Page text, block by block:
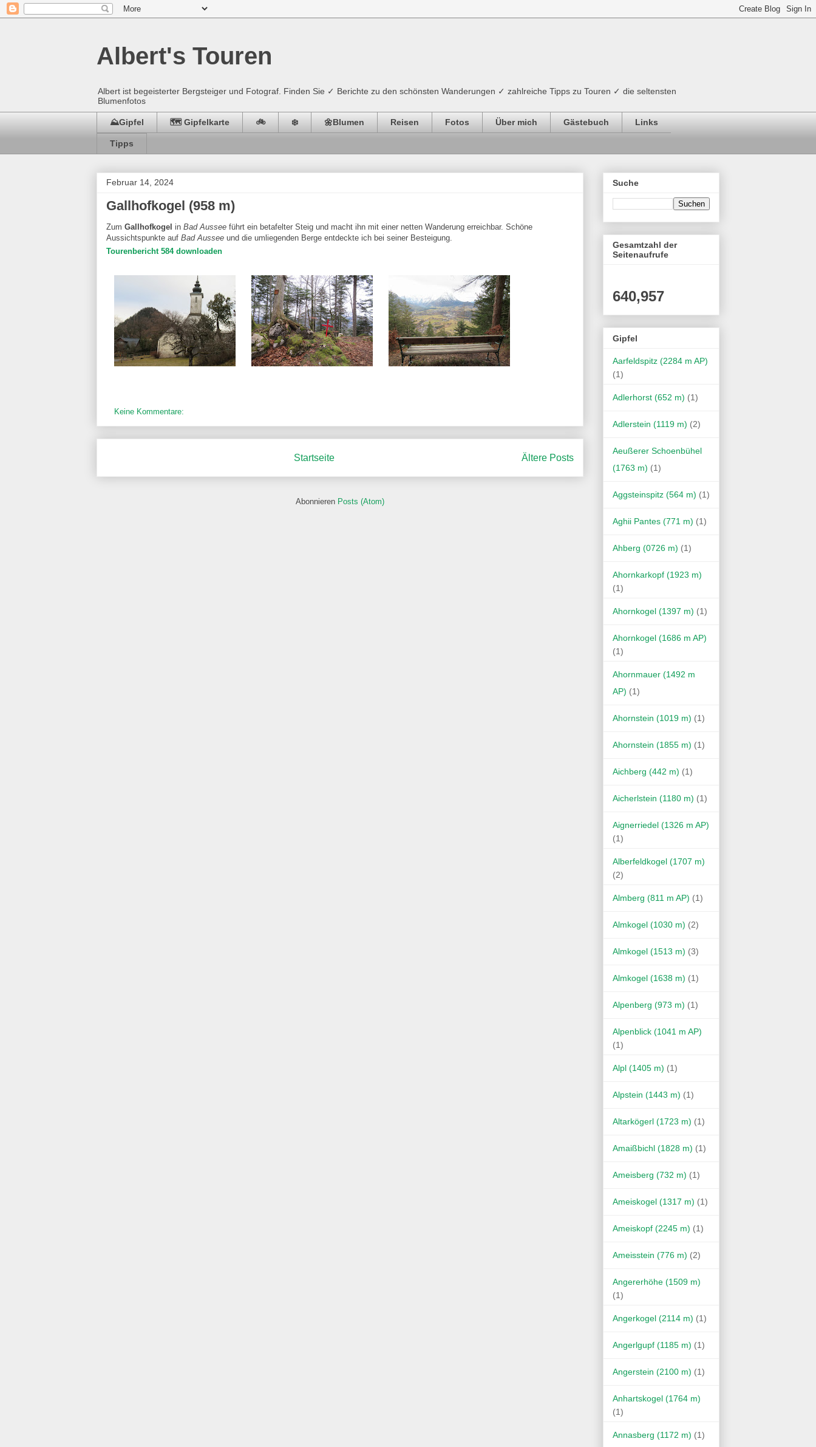
Albert's Touren
Albert ist begeisterter Bergsteiger und Fotograf. Finden Sie ✓ Berichte zu den schönsten Wanderungen ✓ zahlreiche Tipps zu Touren ✓ die seltensten
Blumenfotos
⛰️Gipfel 🗺️ Gipfelkarte 🚲 ❄️ 🌼Blumen Reisen Fotos Über mich Gästebuch Links
Tipps
Februar 14, 2024
Gallhofkogel (958 m)
Zum Gallhofkogel in Bad Aussee führt ein betafelter Steig und macht ihn mit einer netten Wanderung erreichbar. Schöne
Aussichtspunkte auf Bad Aussee und die umliegenden Berge entdeckte ich bei seiner Besteigung.
Tourenbericht 584 downloaden
Keine Kommentare:
Ältere Posts
Startseite
Abonnieren Posts (Atom)
Suche
Gesamtzahl der
Seitenaufrufe
640,957
Gipfel
Aarfeldspitz (2284 m AP)
(1)
Adlerhorst (652 m) (1)
Adlerstein (1119 m) (2)
Aeußerer Schoenbühel
(1763 m) (1)
Aggsteinspitz (564 m) (1)
Aghii Pantes (771 m) (1)
Ahberg (0726 m) (1)
Ahornkarkopf (1923 m)
(1)
Ahornkogel (1397 m) (1)
Ahornkogel (1686 m AP)
(1)
Ahornmauer (1492 m
AP) (1)
Ahornstein (1019 m) (1)
Ahornstein (1855 m) (1)
Aichberg (442 m) (1)
Aicherlstein (1180 m) (1)
Aignerriedel (1326 m AP)
(1)
Alberfeldkogel (1707 m)
(2)
Almberg (811 m AP) (1)
Almkogel (1030 m) (2)
Almkogel (1513 m) (3)
Almkogel (1638 m) (1)
Alpenberg (973 m) (1)
Alpenblick (1041 m AP)
(1)
Alpl (1405 m) (1)
Alpstein (1443 m) (1)
Altarkögerl (1723 m) (1)
Amaißbichl (1828 m) (1)
Ameisberg (732 m) (1)
Ameiskogel (1317 m) (1)
Ameiskopf (2245 m) (1)
Ameisstein (776 m) (2)
Angererhöhe (1509 m)
(1)
Angerkogel (2114 m) (1)
Angerlgupf (1185 m) (1)
Angerstein (2100 m) (1)
Anhartskogel (1764 m)
(1)
Annasberg (1172 m) (1)